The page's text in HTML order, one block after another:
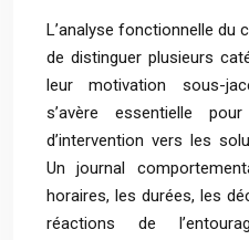
L’analyse fonctionnelle du
de distinguer plusieurs
leur motivation sous-
s’avère essentielle
d’intervention vers les
Un journal
horaires, les durées, les
réactions de